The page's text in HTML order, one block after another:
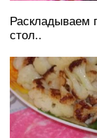
Раскладываем
стол..